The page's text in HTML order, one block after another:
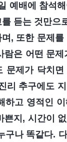
예배에 참석
듣는 것만으
, 또한 문제
람은 어떤 문
문제가 닥치
리 추구에도
하고 영적인
쁜지, 시간이
구나 똑같다.